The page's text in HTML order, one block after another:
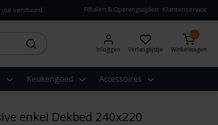
verstuurd. Fillialen & Openingstijden Klantenservice
Inloggen Verlanglijstje
0
Winkelwagen
Keukengoed Accessoires
enkel Dekbed 240x220